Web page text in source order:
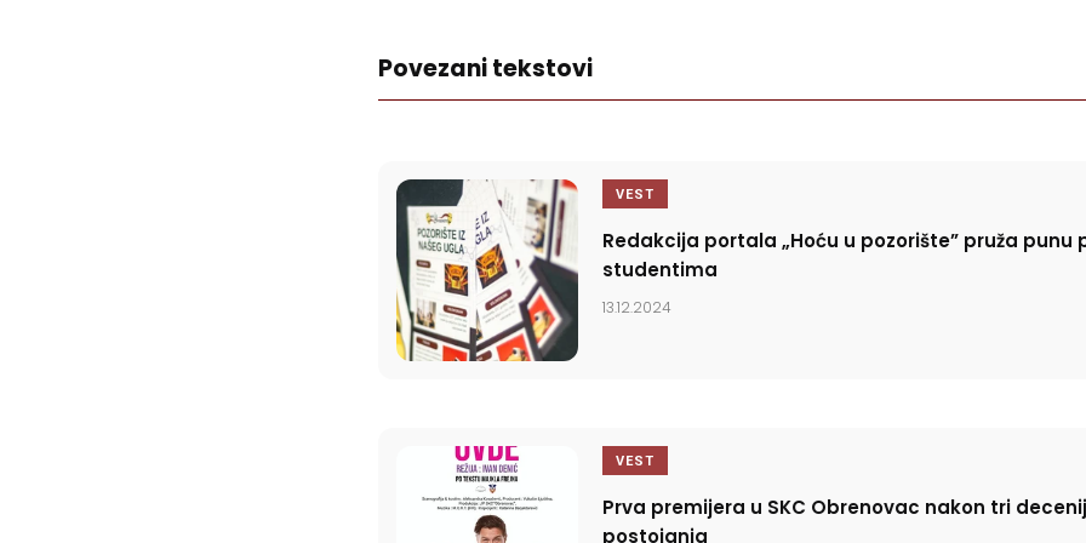
Povezani tekstovi
VEST
Redakcija portala „Hoću u pozorište” pruža punu
studentima
13.12.2024
VEST
Prva premijera u SKC Obrenovac nakon tri
postojanja